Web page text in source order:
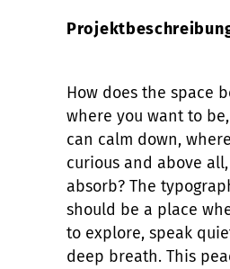
How does the space
where you want to
can calm down,
curious and above
absorb? The
should be a place
to explore, speak
deep breath. This